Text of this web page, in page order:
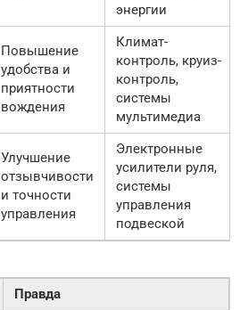
энергии
Повышение
удобства и
приятности
вождения
Климат-
контроль, круиз-
контроль,
системы
мультимедиа
Улучшение
отзывчивости
и точности
управления
Электронные
усилители руля,
системы
управления
подвеской
Правда